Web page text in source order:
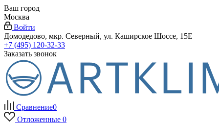
Ваш город
Москва
Войти
Домодедово, мкр. Северный, ул. Каширское Шоссе, 15Е
+7 (495) 120-32-33
Заказать звонок
Сравнение0
Отложенные 0